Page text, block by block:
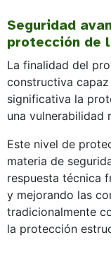
Seguridad
protección de
La finalidad del
constructiva
significativa la
una vulnerabilidad
Este nivel de
materia de
respuesta técnica
y mejorando las
tradicionalmente
la protección